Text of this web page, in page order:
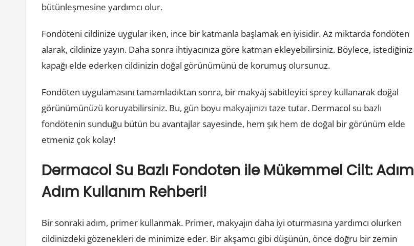
bütünleşmesine yardımcı olur.
Fondöteni cildinize uygular iken, ince bir katmanla başlamak en iyisidir. Az miktarda fondöten
alarak, cildinize yayın. Daha sonra ihtiyacınıza göre katman ekleyebilirsiniz. Böylece, istediğiniz
kapağı elde ederken cildinizin doğal görünümünü de korumuş olursunuz.
Fondöten uygulamasını tamamladıktan sonra, bir makyaj sabitleyici sprey kullanarak doğal
görünümünüzü koruyabilirsiniz. Bu, gün boyu makyajınızı taze tutar. Dermacol su bazlı
fondötenin sunduğu bütün bu avantajlar sayesinde, hem şık hem de doğal bir görünüm elde
etmeniz çok kolay!
Dermacol Su Bazlı Fondoten ile Mükemmel Cilt: Adım
Adım Kullanım Rehberi!
Bir sonraki adım, primer kullanmak. Primer, makyajın daha iyi oturmasına yardımcı olurken
cildinizdeki gözenekleri de minimize eder. Bir akşamcı gibi düşünün, önce doğru bir zemin